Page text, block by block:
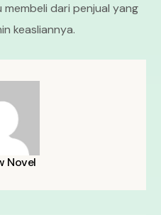
dari penjual yang
keasliannya.
Novel